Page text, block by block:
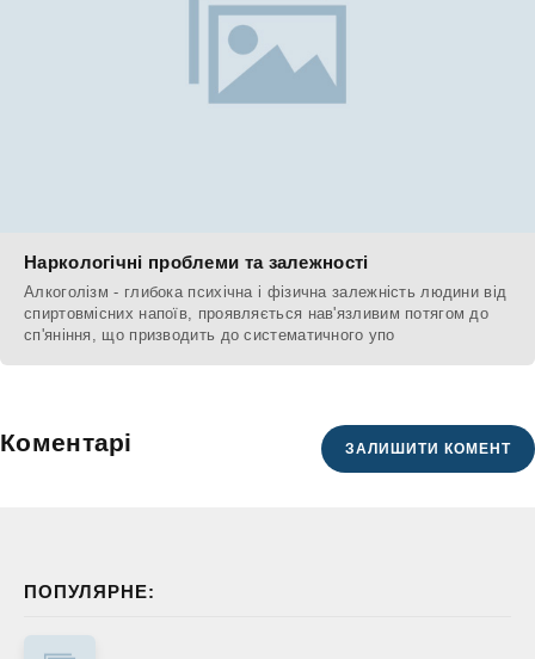
ПОПУЛЯРНЕ:
Наркологічні проблеми та залежності
Алкоголізм - глибока психічна і фізична залежність людини від
спиртовмісних напоїв, проявляється нав'язливим потягом до
сп'яніння, що призводить до систематичного упо
Коментарі ЗАЛИШИТИ КОМЕНТ